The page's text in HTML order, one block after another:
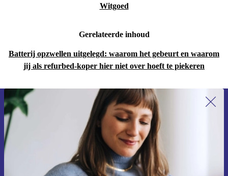
Witgoed
Gerelateerde inhoud
Batterij opzwellen uitgelegd: waarom het gebeurt en waarom
jij als refurbed-koper hier niet over hoeft te piekeren
Meld je aan voor onze nieuwsbrief en
ontvang €15 korting!
Mis nooit meer een aanbieding.